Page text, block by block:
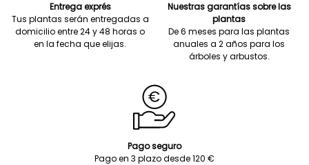
Entrega exprés
Tus plantas serán entregadas a
domicilio entre 24 y 48 horas o
en la fecha que elijas.
Nuestras garantías sobre las
plantas
De 6 meses para las plantas
anuales a 2 años para los
árboles y arbustos.
Pago seguro
Pago en 3 plazo desde 120 €